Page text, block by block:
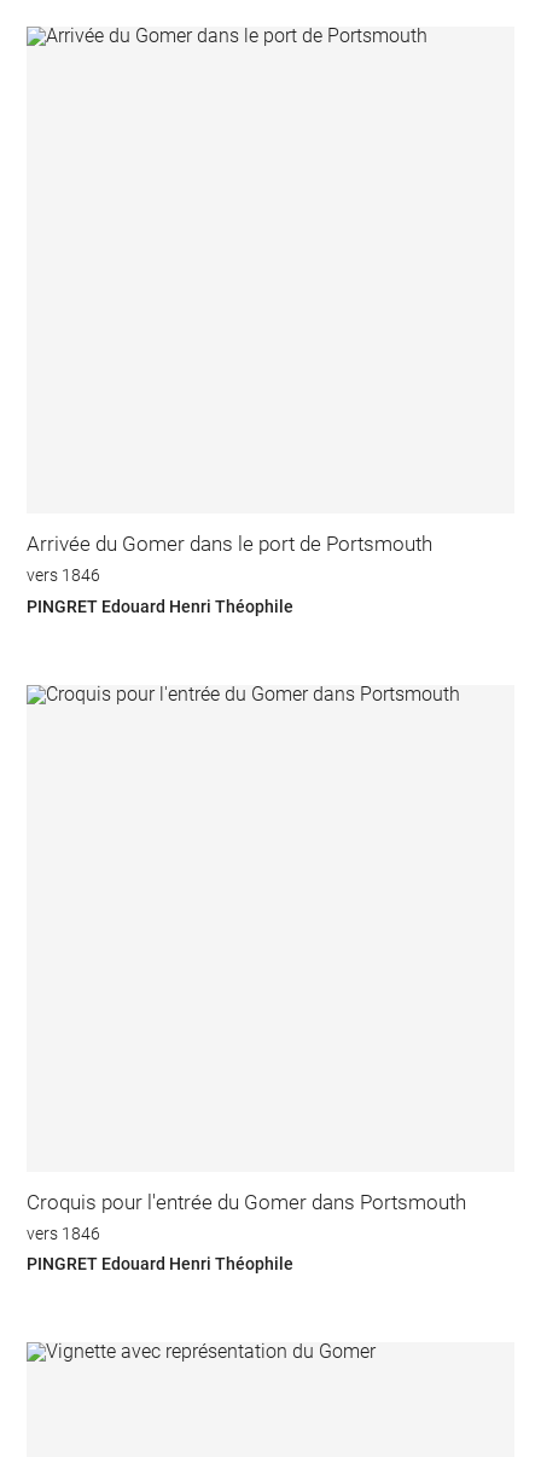
Arrivée du Gomer dans le port de Portsmouth
vers 1846
PINGRET Edouard Henri Théophile
Croquis pour l'entrée du Gomer dans Portsmouth
vers 1846
PINGRET Edouard Henri Théophile